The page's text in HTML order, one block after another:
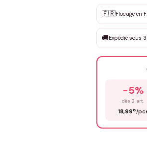
✨
DEVIS
Que
🇫🇷Flocage en
🚚Expédié sous
-5%
dès 2 art.
18,99€/